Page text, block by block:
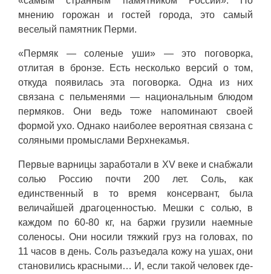
мнению горожан и гостей города, это самый
веселый памятник Перми.
«Пермяк — соленые уши» — это поговорка,
отлитая в бронзе. Есть несколько версий о том,
откуда появилась эта поговорка. Одна из них
связана с пельменями — национальным блюдом
пермяков. Они ведь тоже напоминают своей
формой ухо. Однако наиболее вероятная связана с
соляными промыслами Верхнекамья.
Первые варницы заработали в XV веке и снабжали
солью Россию почти 200 лет. Соль, как
единственный в то время консервант, была
величайшей драгоценностью. Мешки с солью, в
каждом по 60-80 кг, на баржи грузили наемные
соленосы. Они носили тяжкий груз на головах, по
11 часов в день. Соль разъедала кожу на ушах, они
становились красными… И, если такой человек где-